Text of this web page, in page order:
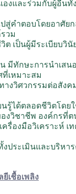
งและร่วมกับผู้อื่น
สู่คำตอบโดยอาศั
วม
เป็นผู้มีระเบียบวิ
ทักษะการนำเสน
เหมาะสม
งวิศวกรรมต่อสัง
รู้ได้ตลอดชีวิตโดย
วิชาชีพ องค์กรที่
รื่องมือวิเคราะห์
ระเมินและบริหาร
เชื้อเพลิง